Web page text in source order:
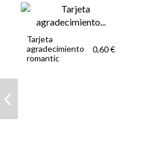
Tarjeta
agradecimiento
romantic
0,60 €